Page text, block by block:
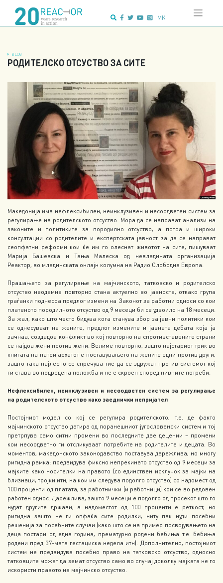
content
MK
BLOG
РОДИТЕЛСКО ОТСУСТВО ЗА СИТЕ
Македонија има нефлексибилен, неинклузивен и несоодветен систем за
регулирање на родителското отсуство. Мора да се направат анализи на
законите и политиките за породилно отсуство, а потоа и широки
консултации со родителите и експертската јавност за да се направат
сеопфатни реформи кои ќе им го олеснат животот на сите, пишуваат
Марија Башевска и Тања Малеска од невладината организација
Реактор, во младинската онлајн колумна на Радио Слободна Европа.
Прашањето за регулирање на мајчинското, татковско и родителско
отсуство неодамна повторно стана актуелно во јавноста, откако група
граѓанки поднесоа предлог измени на Законот за работни односи со кои
платеното породилното отсуство од 9 месеци би се удвоило на 18 месеци.
За жал, како што често бидува кога станува збор за јавни политики кои
се однесуваат на жените, предлог измените и јавната дебата која ја
зачнаа, создадоа конфликт во кој повторно на спротивставените страни
се најдоа жени против жени. Велиме повторно, зашто најстариот трик во
книгата на патријархатот е поставувањето на жените едни против други,
зашто така најлесно се спречува тие да се здружат против системот кој
ги става во подредена положба и не е скроен според нивните потреби.
Нефлексибилен, неинклузивен и несоодветен систем за регулирање
на родителското отсуство како заеднички непријател
Постојниот модел со кој се регулира родителското, т.е. де факто
мајчинското отсуство датира од поранешниот југословенски систем и тој
претрпува само ситни промени во последните две децении – промени
кои несоодветно ги отсликуваат потребите на родителите и децата. Во
моментов, македонското законодавство поставува дарежлива, но многу
ригидна рамка: предвидува фиксно непрекинато отсуство од 9 месеци за
мајките како носителки на правото (со единствен исклучок за мајки на
близнаци, тројки итн, на кои им следува подолго отсуство) со надомест од
100 проценти од платата, за работнички (и работници) кои се во редовен
работен однос. Дарежлива, зашто 9 месеци е подолго од просекот што го
нудат другите држави, а надоместот од 100 проценти е реткост, но
ригидна зашто не ги опфаќа сите родилки, ниту пак нуди посебни
решенија за посебните случаи (како што се на пример посвојувањето на
деца постари од една година, прематурно родени бебиња т.е. бебиња
родени пред 37-мата гестациска недела итн). Дополнително, постојниот
систем не предвидува посебно право на татковско отсуство, односно
татковците можат да земат отсуство само во случај доколку мајката не го
искористи правото на мајчинско отсуство.